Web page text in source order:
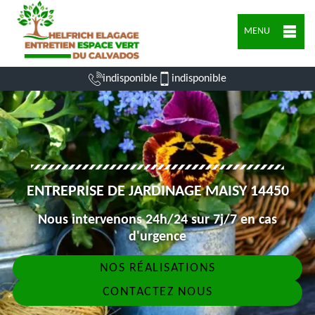
MENU
indisponible indisponible
ENTREPRISE DE JARDINAGE MAISY 14450
Nous intervenons 24h/24 sur 7j/7 en cas
d'urgence
NOS RÉALISATIONS
CONTACTEZ NOUS